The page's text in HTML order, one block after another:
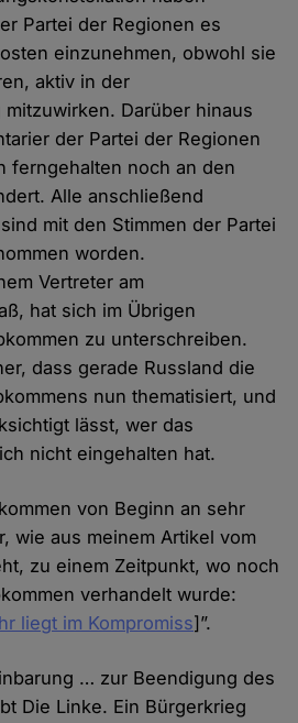
Partei der Regionen es
einzunehmen, obwohl sie
aktiv in der
Darüber hinaus
der Partei der Regionen
ferngehalten noch an den
Alle anschließend
mit den Stimmen der Partei
worden.
Vertreter am
hat sich im Übrigen
zu unterschreiben.
dass gerade Russland die
nun thematisiert, und
lässt, wer das
nicht eingehalten hat.
von Beginn an sehr
wie aus meinem Artikel vom
zu einem Zeitpunkt, wo noch
verhandelt wurde:
liegt im Kompromiss]”.
… zur Beendigung des
Die Linke. Ein Bürgerkrieg